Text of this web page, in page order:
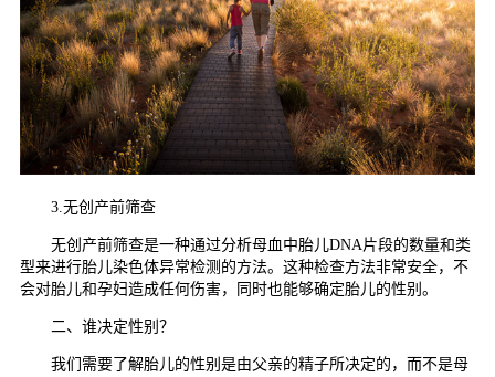
3.无创产前筛查
无创产前筛查是一种通过分析母血中胎儿DNA片段的数量和类
型来进行胎儿染色体异常检测的方法。这种检查方法非常安全，不
会对胎儿和孕妇造成任何伤害，同时也能够确定胎儿的性别。
二、谁决定性别？
我们需要了解胎儿的性别是由父亲的精子所决定的，而不是母